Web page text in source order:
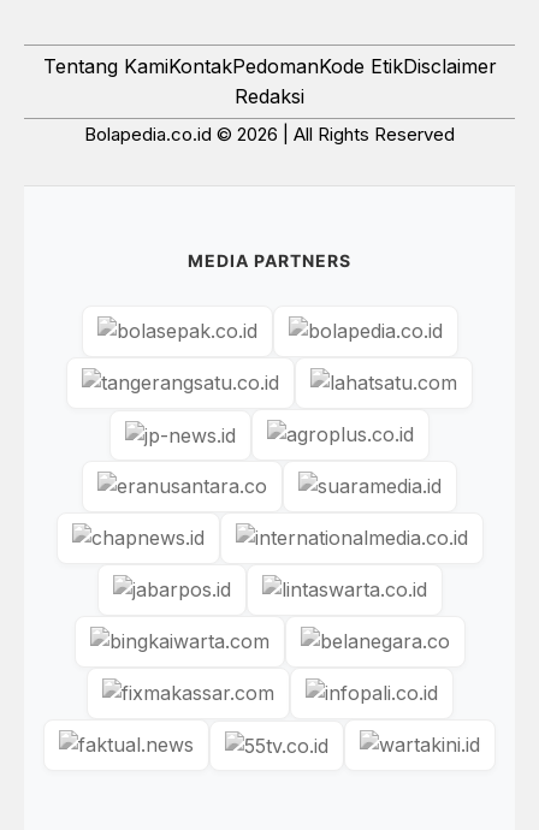
Tentang KamiKontakPedomanKode EtikDisclaimer
Redaksi
Bolapedia.co.id © 2026 | All Rights Reserved
MEDIA PARTNERS